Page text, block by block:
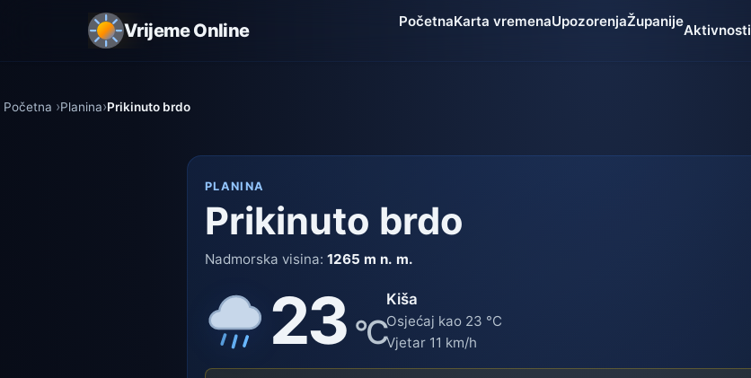
Vrijeme Online PočetnaKarta vremenaUpozorenjaŽupanije
Aktivnosti
Početna Planina Prikinuto brdo
PLANINA
Prikinuto brdo
Nadmorska visina:1265 m n. m.
23 °C
Kiša
Osjećaj kao 23 °C
Vjetar 11 km/h